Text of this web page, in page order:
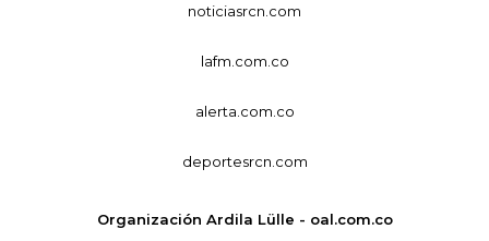
noticiasrcn.com
lafm.com.co
alerta.com.co
deportesrcn.com
Organización Ardila Lülle - oal.com.co